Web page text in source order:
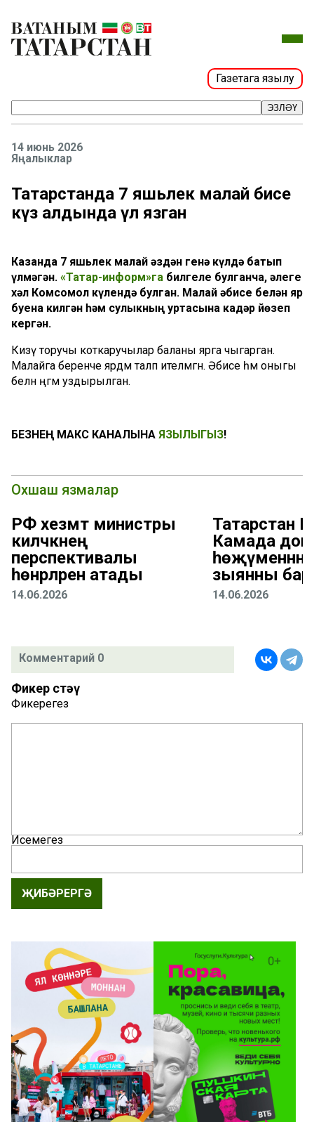
Газетага язылу
ЭЗЛӘҮ
14 июнь 2026
Яңалыклар
Татарстанда 7 яшьлек малай әбисе
күз алдында үлә язган
Казанда 7 яшьлек малай әздән генә күлдә батып
үлмәгән. «Татар-информ»га билгеле булганча, әлеге
хәл Комсомол күлендә булган. Малай әбисе белән яр
буена килгән һәм сулыкның уртасына кадәр йөзеп
кергән.
Кизү торучы коткаручылар баланы ярга чыгарган.
Малайга беренче ярдәм таләп ителмәгән. Әбисе һәм оныгы
белән әңгәмә уздырылган.
БЕЗНЕҢ МАКС КАНАЛЫНА ЯЗЫЛЫГЫЗ!
Охшаш язмалар
РФ хезмәт министры
киләчәкнең
перспективалы
һөнәрләрен атады
14.06.2026
Татарстан
Камада
һөҗүменнән
зыянны
14.06.2026
Комментарий 0
Фикер өстәү
Фикерегез
Исемегез
ҖИБӘРЕРГӘ